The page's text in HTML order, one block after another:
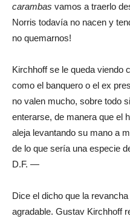
carambas vamos a traerlo
Norris todavía no nacen y
no quemarnos!
Kirchhoff se le queda viendo
como el banquero o el ex
no valen mucho, sobre todo
enterarse, de manera que el
aleja levantando su mano a
de lo que sería una especie
D.F. —
Dice el dicho que la
agradable. Gustav Kirchhoff